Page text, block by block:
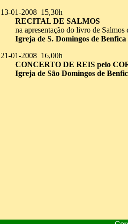
13-01-2008 15,30h
RECITAL DE SALMOS
na apresentação do livro de
Igreja de S. Domingos de
21-01-2008 16,00h
CONCERTO DE REIS pelo
Igreja de São Domingos de